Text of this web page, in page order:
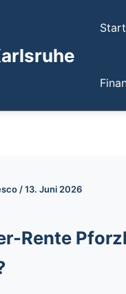
/13. Juni 2026
Rente